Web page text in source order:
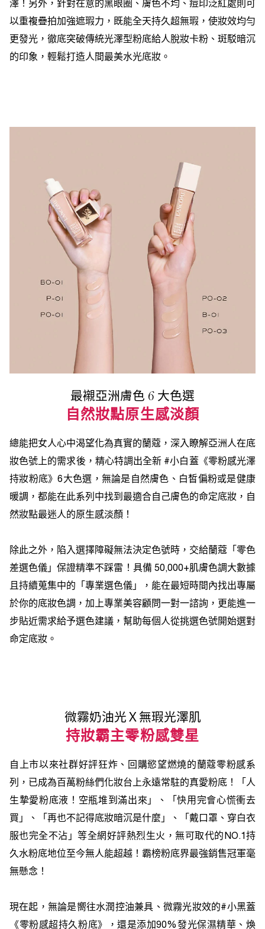
澤！另外，針對在意的黑眼圈、膚色不均、痘印泛紅處則可
以重複疊拍加強遮瑕力，既能全天持久超無瑕，使妝效均勻
更發光，徹底突破傳統光澤型粉底給人脫妝卡粉、斑駁暗沉
的印象，輕鬆打造人間最美水光底妝。
最襯亞洲膚色 6 大色選
自然妝點原生感淡顏
總能把女人心中渴望化為真實的蘭蔻，深入瞭解亞洲人在底
妝色號上的需求後，精心特調出全新 #小白蓋《零粉感光澤
持妝粉底》6大色選，無論是自然膚色、白皙偏粉或是健康
暖調，都能在此系列中找到最適合自己膚色的命定底妝，自
然妝點最迷人的原生感淡顏！
除此之外，陷入選擇障礙無法決定色號時，交給蘭蔻「零色
差選色儀」保證精準不踩雷！具備 50,000+肌膚色調大數據
且持續蒐集中的「專業選色儀」，能在最短時間內找出專屬
於你的底妝色調，加上專業美容顧問一對一諮詢，更能進一
步貼近需求給予選色建議，幫助每個人從挑選色號開始選對
命定底妝。
微霧奶油光Ｘ無瑕光澤肌
持妝霸主零粉感雙星
自上市以來社群好評狂炸、回購慾望燃燒的蘭蔻零粉感系
列，已成為百萬粉絲們化妝台上永遠常駐的真愛粉底！「人
生摯愛粉底液！空瓶堆到滿出來」、「快用完會心慌衝去
買」、「再也不記得底妝暗沉是什麼」、「戴口罩、穿白衣
服也完全不沾」等全網好評熱烈生火，無可取代的NO.1持
久水粉底地位至今無人能超越！霸榜粉底界最強銷售冠軍毫
無懸念！
現在起，無論是嚮往水潤控油兼具、微霧光妝效的#小黑蓋
《零粉感超持久粉底》，還是添加90%發光保濕精華、煥